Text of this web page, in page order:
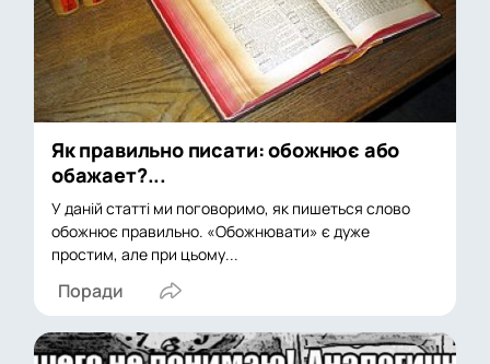
Як правильно писати: обожнює або
обажает?...
У даній статті ми поговоримо, як пишеться слово
обожнює правильно. «Обожнювати» є дуже
простим, але при цьому...
Поради